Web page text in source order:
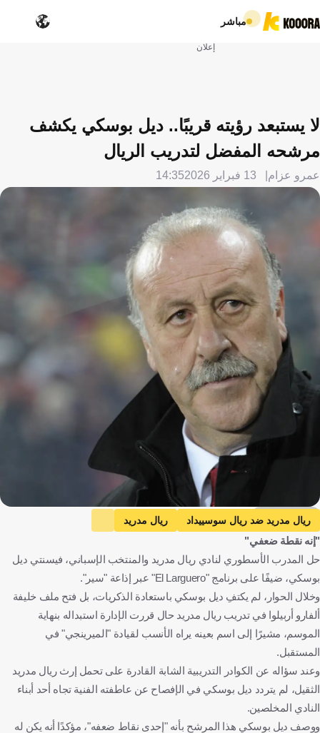
مباشر
إعلان
لا يستبعد رؤيته قريبًا.. ديل بوسكي يكشف
مرشحه المفضل لتدريب الريال
عمرو عزام 13 فبراير 2026 14:35
Getty Images
ريال مدريد ضد ريال سوسييداد
ريال مدريد
ريال سوسييداد
إسبانيا
كرة قدم
"إنه نقطة ضعفي"
حل المدرب الأسطوري لنادي ريال مدريد والمنتخب الإسباني، فيسنتي ديل
بوسكي، ضيفًا على برنامج "El Larguero" عبر إذاعة "سير".
وخلال الحوار، لم يكتفِ ديل بوسكي باستعادة الذكريات، بل فتح ملف خليفة
ألفارو أربيلوا في تدريب ريال مدريد حال قررت الإدارة استبداله بنهاية
الموسم، مشيرًا إلى اسم بعينه يراه الأنسب لقيادة "الميرينجي" في
المستقبل.
وعند سؤاله عن الكوادر التدريبية الشابة القادرة على تحمل إرث ريال مدريد
الثقيل، لم يتردد ديل بوسكي في الإفصاح عن عاطفته الفنية تجاه أحد أبناء
النادي المخلصين.
ووصف ديل بوسكي هذا المرشح بأنه "إحدى نقاط ضعفه"، مؤكدًا أنه يكن له